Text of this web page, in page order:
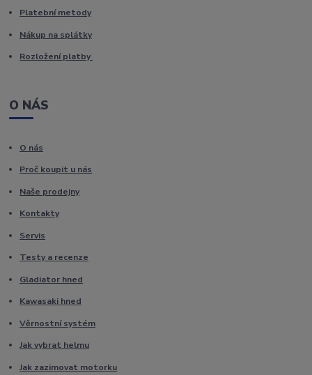
Platební metody
Nákup na splátky
Rozložení platby
O NÁS
O nás
Proč koupit u nás
Naše prodejny
Kontakty
Servis
Testy a recenze
Gladiator hned
Kawasaki hned
Věrnostní systém
Jak vybrat helmu
Jak zazimovat motorku